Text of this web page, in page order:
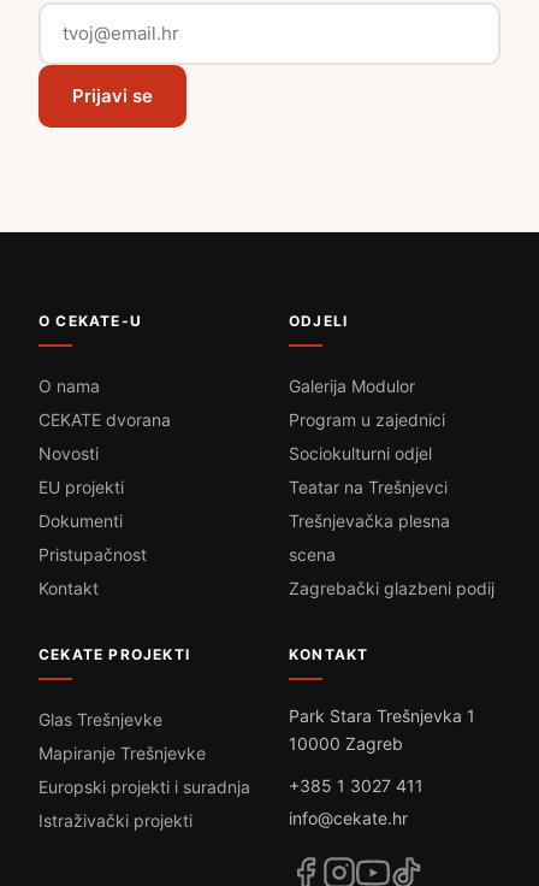
Prijavi se
O CEKATE-U
O nama
CEKATE dvorana
Novosti
EU projekti
Dokumenti
Pristupačnost
Kontakt
ODJELI
Galerija Modulor
Program u zajednici
Sociokulturni odjel
Teatar na Trešnjevci
Trešnjevačka plesna
scena
Zagrebački glazbeni podij
CEKATE PROJEKTI
Glas Trešnjevke
Mapiranje Trešnjevke
Europski projekti i suradnja
Istraživački projekti
KONTAKT
Park Stara Trešnjevka 1
10000 Zagreb
+385 1 3027 411
info@cekate.hr